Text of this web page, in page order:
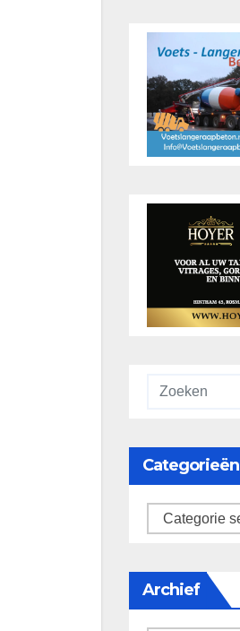
Categorieën
categorieën
Archief